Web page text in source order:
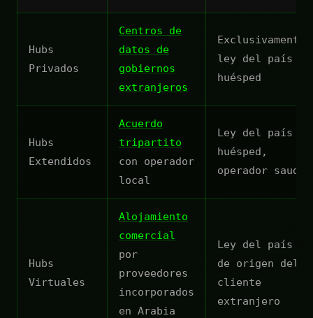
Hubs
Privados
Centros de
datos de
gobiernos
extranjeros
Exclusivamente
ley del país
huésped
Hubs
Extendidos
Acuerdo
tripartito
con operador
local
Ley del país
huésped,
operador saudí
Hubs
Virtuales
Alojamiento
comercial
por
proveedores
incorporados
en Arabia
Ley del país
de origen del
cliente
extranjero